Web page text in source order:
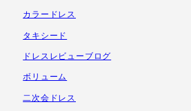
カラードレス
タキシード
ドレスレビューブログ
ボリューム
二次会ドレス